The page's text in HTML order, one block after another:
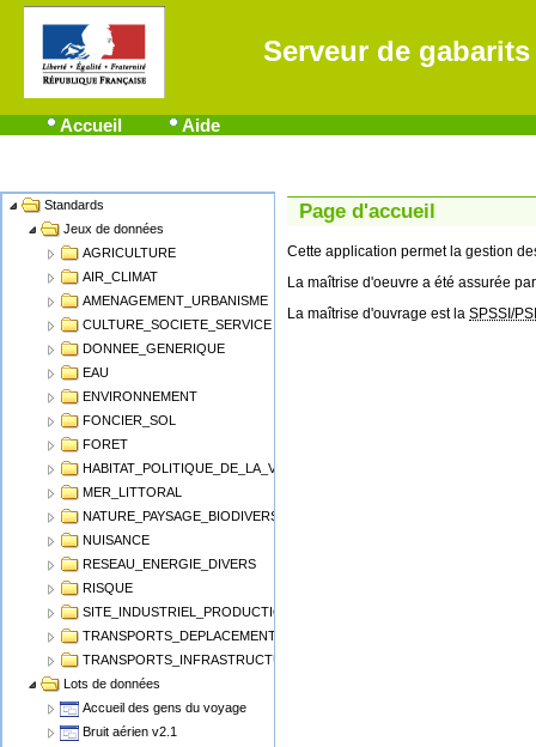
Serveur de gabarits
Accueil Aide
Name Standards
Jeux de données
AGRICULTURE
AIR_CLIMAT
AMENAGEMENT_URBANISME
CULTURE_SOCIETE_SERVICE
DONNEE_GENERIQUE
EAU
ENVIRONNEMENT
FONCIER_SOL
FORET
HABITAT_POLITIQUE_DE_LA_VILLE
MER_LITTORAL
NATURE_PAYSAGE_BIODIVERSITE
NUISANCE
RESEAU_ENERGIE_DIVERS
RISQUE
SITE_INDUSTRIEL_PRODUCTION
TRANSPORTS_DEPLACEMENT
TRANSPORTS_INFRASTRUCTURE
Lots de données
Accueil des gens du voyage
Bruit aérien v2.1
Page d'accueil
Cette application permet la gestion
La maîtrise d'oeuvre a été assurée
La maîtrise d'ouvrage est la SPSSI/